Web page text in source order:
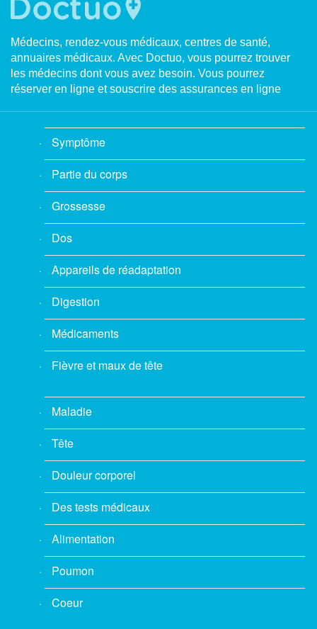
Médecins, rendez-vous médicaux, centres de santé,
annuaires médicaux. Avec Doctuo, vous pourrez trouver
les médecins dont vous avez besoin. Vous pourrez
réserver en ligne et souscrire des assurances en ligne
Symptôme
Partie du corps
Grossesse
Dos
Appareils de réadaptation
Digestion
Médicaments
Fièvre et maux de tête
Maladie
Tête
Douleur corporel
Des tests médicaux
Alimentation
Poumon
Coeur